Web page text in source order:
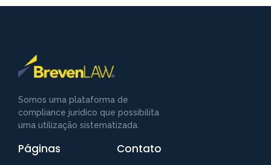
Fale com a Breven Law
Somos uma plataforma de
compliance jurídico que possibilita
uma utilização sistematizada.
Páginas Contato